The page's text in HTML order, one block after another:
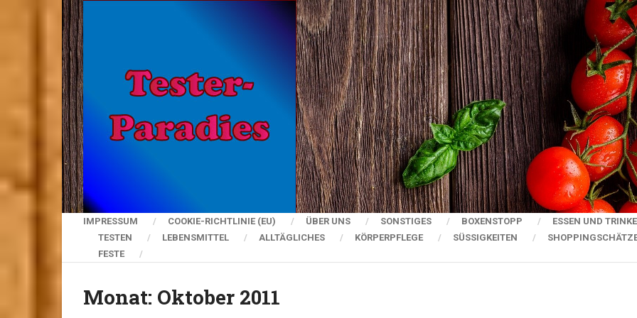
IMPRESSUM COOKIE-RICHTLINIE (EU) ÜBER UNS SONSTIGES BOXENSTOPP
ESSEN UND
TESTEN
LEBENSMITTEL ALLTÄGLICHES KÖRPERPFLEGE SÜSSIGKEITEN
FESTE
Monat: Oktober 2011